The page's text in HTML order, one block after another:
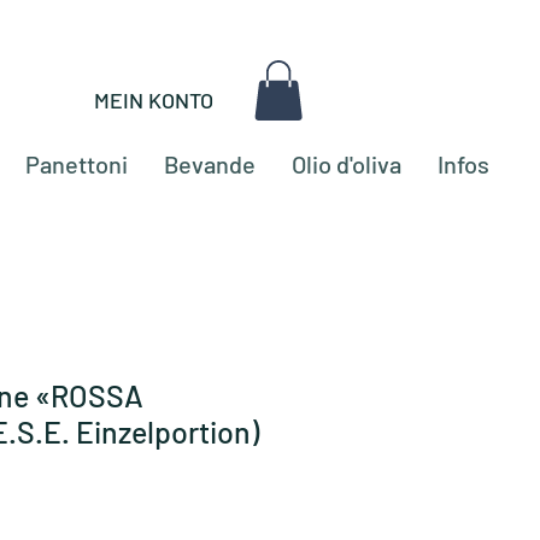
MEIN KONTO
Panettoni Bevande Olio d'oliva Infos
«ROSSA
Einzelportion)